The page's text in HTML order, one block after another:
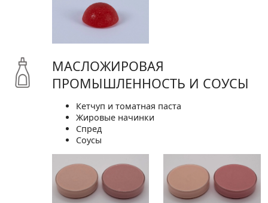
МАСЛОЖИРОВАЯ
ПРОМЫШЛЕННОСТЬ И СОУСЫ
Кетчуп и томатная паста
Жировые начинки
Спред
Соусы